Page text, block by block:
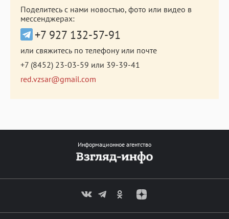
Поделитесь с нами новостью, фото или видео в
мессенджерах:
+7 927 132-57-91
или свяжитесь по телефону или почте
+7 (8452) 23-03-59 или 39-39-41
red.vzsar@gmail.com
Информационное агентство